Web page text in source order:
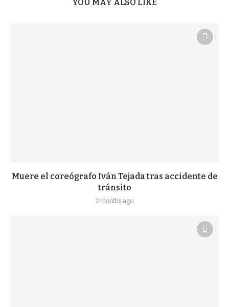
YOU MAY ALSO LIKE
Muere el coreógrafo Iván Tejada tras accidente de
tránsito
2 months ago